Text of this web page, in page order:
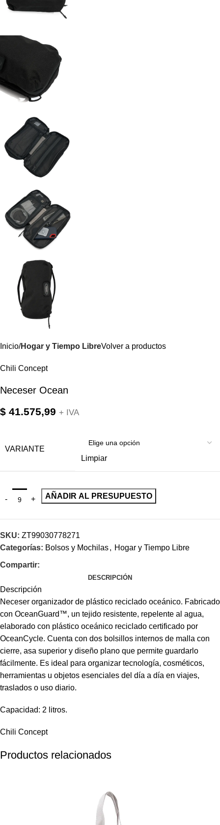
Inicio Hogar y Tiempo LibreVolver a productos
Chili Concept
Neceser Ocean
$ 41.575,99 + IVA
VARIANTE
Limpiar
AÑADIR AL PRESUPUESTO
SKU: ZT99030778271
Categorías: Bolsos y Mochilas, Hogar y Tiempo Libre
Compartir:
DESCRIPCIÓN
Descripción
Neceser organizador de plástico reciclado oceánico. Fabricado
con OceanGuard™, un tejido resistente, repelente al agua,
elaborado con plástico oceánico reciclado certificado por
OceanCycle. Cuenta con dos bolsillos internos de malla con
cierre, asa superior y diseño plano que permite guardarlo
fácilmente. Es ideal para organizar tecnología, cosméticos,
herramientas u objetos esenciales del día a día en viajes,
traslados o uso diario.
Capacidad: 2 litros.
Chili Concept
Productos relacionados